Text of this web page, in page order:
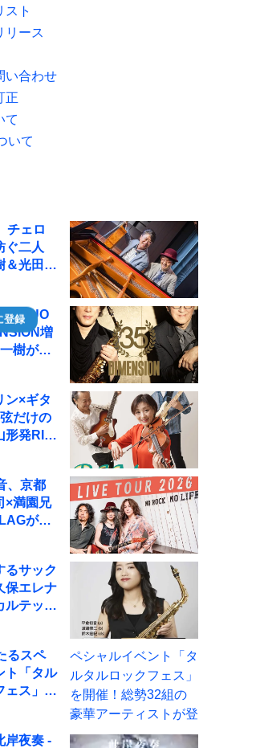
スト
リース
い合わせ
正
て
いて
チェロ
ぐ二人
＆光田健
に京都
登録
のDUO
増
樹が10
RAGへ
ン×ギタ
だけの
形発RIM
で8月
、京都
×満園兄
が8
ライブ
るサック
保エレナ
ルテッ
公演を
るスペ
ト「タル
ェス」を
組の豪
岸夜奏 -